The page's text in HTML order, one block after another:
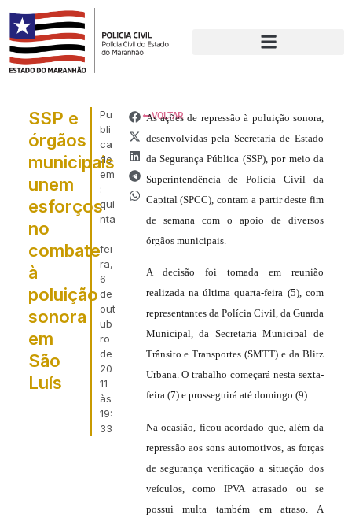
Pu
bli
ca
do
em
:
qui
nta
-
fei
ra,
6
de
out
ub
ro
de
20
11
às
19:
33
SSP e
órgãos
municipais
unem
esforços
no
combate
à
poluição
sonora
em
São
Luís
VOLTAR
As ações de repressão à poluição sonora,
desenvolvidas pela Secretaria de Estado
da Segurança Pública (SSP), por meio da
Superintendência de Polícia Civil da
Capital (SPCC), contam a partir deste fim
de semana com o apoio de diversos
órgãos municipais.
A decisão foi tomada em reunião
realizada na última quarta-feira (5), com
representantes da Polícia Civil, da Guarda
Municipal, da Secretaria Municipal de
Trânsito e Transportes (SMTT) e da Blitz
Urbana. O trabalho começará nesta sexta-
feira (7) e prosseguirá até domingo (9).
Na ocasião, ficou acordado que, além da
repressão aos sons automotivos, as forças
de segurança verificação a situação dos
veículos, como IPVA atrasado ou se
possui multa também em atraso. A